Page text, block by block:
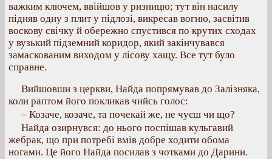
важким ключем, ввійшов у ризницю; тут він насилу
підняв одну з плит у підлозі, викресав вогню, засвітив
воскову свічку й обережно спустився по крутих сходах
у вузький підземний коридор, який закінчувався
замаскованим виходом у лісову хащу. Все тут було
справне.
Вийшовши з церкви, Найда попрямував до Залізняка,
коли раптом його покликав чийсь голос:
– Козаче, козаче, та почекай же, не чуєш чи що?
Найда озирнувся: до нього поспішав кульгавий
жебрак, що при потребі вмів добре ходити обома
ногами. Це його Найда посилав з чотками до Дарини.